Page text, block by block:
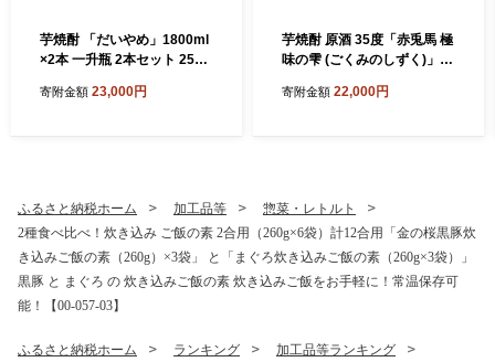
芋焼酎 「だいやめ」1800ml
×2本 一升瓶 2本セット 25度
やめハイボール 焼酎ハイボ
寄附金額 23,000円
芋焼酎 原酒 35度「赤兎馬 極
味の雫 (ごくみのしずく)」 7
酎 【99-023-19】
寄附金額 22,000円
ふるさと納税ホーム 加工品等
惣菜・レトルト
2種食べ比べ！炊き込み ご飯の素 2合用（260g×6袋）計12合用「金の桜黒豚炊
き込みご飯の素（260g）×3袋」 と「まぐろ炊き込みご飯の素（260g×3袋）」
黒豚 と まぐろ の 炊き込みご飯の素 炊き込みご飯をお手軽に！常温保存可
能！【00-057-03】
ふるさと納税ホーム ランキング 加工品等ランキング